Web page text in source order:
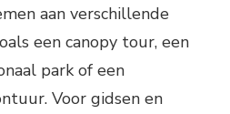
aan verschillende
een canopy tour, een
park of een
Voor gidsen en